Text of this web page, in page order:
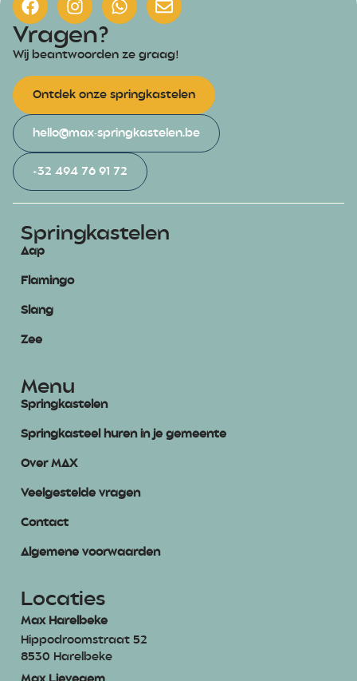
Vragen?
Wij beantwoorden ze graag!
Ontdek onze springkastelen
hello@max-springkastelen.be
+32 494 76 91 72
Springkastelen
Aap
Flamingo
Slang
Zee
Menu
Springkastelen
Springkasteel huren in je gemeente
Over MAX
Veelgestelde vragen
Contact
Algemene voorwaarden
Locaties
Max Harelbeke
Hippodroomstraat 52
8530 Harelbeke